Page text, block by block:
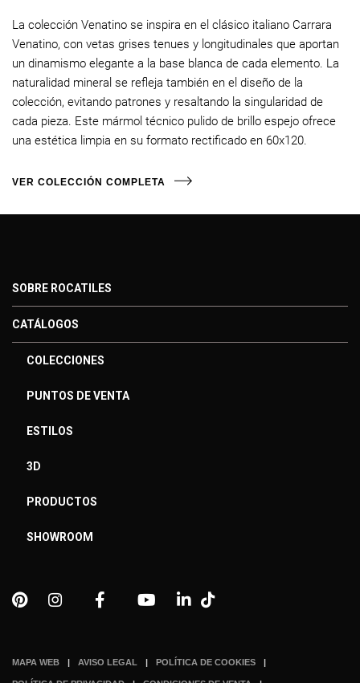
La colección Venatino se inspira en el clásico italiano Carrara
Venatino, con vetas grises tenues y longitudinales que aportan
un dinamismo elegante a la base blanca de cada elemento. La
naturalidad mineral se refleja también en el diseño de la
colección, evitando patrones y resaltando la singularidad de
cada pieza. Este mármol técnico pulido de brillo espejo ofrece
una estética limpia en su formato rectificado en 60x120.
VER COLECCIÓN COMPLETA
SOBRE ROCATILES
CATÁLOGOS
COLECCIONES
PUNTOS DE VENTA
ESTILOS
3D
PRODUCTOS
SHOWROOM
MAPA WEB AVISO LEGAL POLÍTICA DE COOKIES